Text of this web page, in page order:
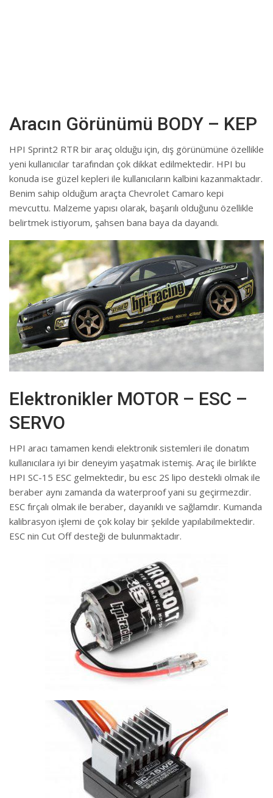
Aracın Görünümü BODY – KEP
HPI Sprint2 RTR bir araç olduğu için, dış görünümüne özellikle
yeni kullanıcılar tarafından çok dikkat edilmektedir. HPI bu
konuda ise güzel kepleri ile kullanıcıların kalbini kazanmaktadır.
Benim sahip olduğum araçta Chevrolet Camaro kepi
mevcuttu. Malzeme yapısı olarak, başarılı olduğunu özellikle
belirtmek istiyorum, şahsen bana baya da dayandı.
Elektronikler MOTOR – ESC –
SERVO
HPI aracı tamamen kendi elektronik sistemleri ile donatım
kullanıcılara iyi bir deneyim yaşatmak istemiş. Araç ile birlikte
HPI SC-15 ESC gelmektedir, bu esc 2S lipo destekli olmak ile
beraber aynı zamanda da waterproof yani su geçirmezdir.
ESC fırçalı olmak ile beraber, dayanıklı ve sağlamdır. Kumanda
kalibrasyon işlemi de çok kolay bir şekilde yapılabilmektedir.
ESC nin Cut Off desteği de bulunmaktadır.